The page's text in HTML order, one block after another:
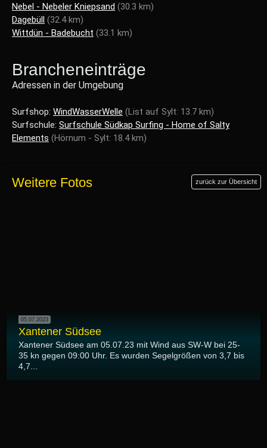
Nebel - Nebeler Kniepsand (30.3 km)
Dagebüll
(32.4 km)
Wittdün - Badebucht (33.1 km)
Brancheneinträge
Adressen in der Umgebung
Surfshop: WindWasserWelle (List auf Sylt: 13.7 km)
Surfschule: Surfschule Südkap Surfing - Home of Salty
Elements (Hörnum - Sylt: 18.4 km)
Weitere Fotos zurück zur Übersicht
05.07.2023
Xantener Südsee
Xantener Südsee am 05.07.23 mit Wind aus SW-W bei 25-
35 kn gegen 09:00 Uhr. Es wurden Segelgrößen von 3,7 bis
4,7...